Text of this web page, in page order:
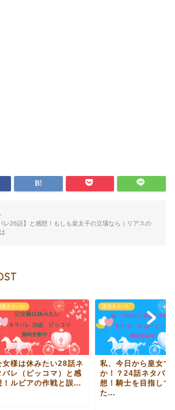
レ26話】と感想！もしも皇太子の立場なら｜リアスの
画ネタバレ
女様は休みたい28話ネ
バレ（ピッコマ）と感
！ルビアの作戦と誤...
漫画ネタバレ
私、今日から皇女で
か！？24話ネタバレ
想！騎士を目指して
た...